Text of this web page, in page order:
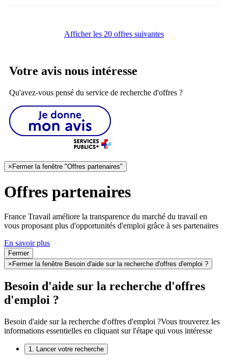
Afficher les 20 offres suivantes
Votre avis nous intéresse
Qu'avez-vous pensé du service de recherche d'offres ?
×Fermer la fenêtre "Offres partenaires"
Offres partenaires
France Travail améliore la transparence du marché du travail en
vous proposant plus d'opportunités d'emploi grâce à ses partenaires
En savoir plus
Fermer
× Fermer la fenêtre Besoin d'aide sur la recherche d'offres d'emploi ?
Besoin d'aide sur la recherche d'offres
d'emploi ?
Besoin d'aide sur la recherche d'offres d'emploi ?Vous trouverez les
informations essentielles en cliquant sur l'étape qui vous intéresse
1. Lancer votre recherche